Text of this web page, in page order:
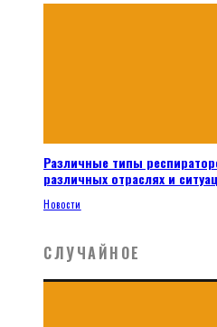
Различные типы
различных отраслях и
Новости
СЛУЧАЙНОЕ